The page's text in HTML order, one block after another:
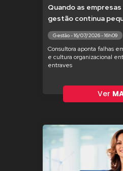
Quando as
gestão continua
Gestão - 16/07/2026 - 16h09
Consultora aponta falhas
e cultura organizacional
entraves
Ver